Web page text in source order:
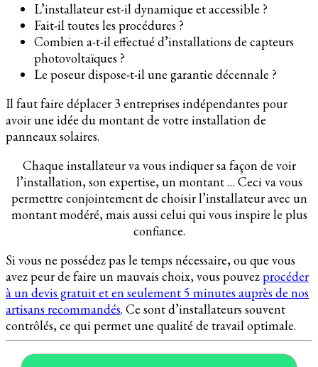
L’installateur est-il dynamique et accessible ?
Fait-il toutes les procédures ?
Combien a-t-il effectué d’installations de capteurs
photovoltaïques ?
Le poseur dispose-t-il une garantie décennale ?
Il faut faire déplacer 3 entreprises indépendantes pour
avoir une idée du montant de votre installation de
panneaux solaires.
Chaque installateur va vous indiquer sa façon de voir
l’installation, son expertise, un montant … Ceci va vous
permettre conjointement de choisir l’installateur avec un
montant modéré, mais aussi celui qui vous inspire le plus
confiance.
Si vous ne possédez pas le temps nécessaire, ou que vous
avez peur de faire un mauvais choix, vous pouvezprocéder
à un devis gratuit et en seulement 5 minutes auprès de nos
artisans recommandés. Ce sont d’installateurs souvent
contrôlés, ce qui permet une qualité de travail optimale.